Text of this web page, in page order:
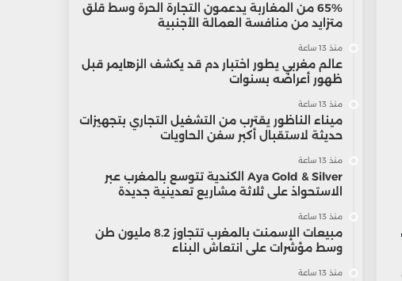
65% من المغاربة يدعمون التجارة الحرة وسط قلق
متزايد من منافسة العمالة الأجنبية
منذ 13 ساعة
عالم مغربي يطور اختبار دم قد يكشف الزهايمر قبل
ظهور أعراضه بسنوات
منذ 13 ساعة
ميناء الناظور يقترب من التشغيل التجاري بتجهيزات
حديثة لاستقبال أكبر سفن الحاويات
منذ 13 ساعة
Aya Gold & Silver الكندية تتوسع بالمغرب عبر
الاستحواذ على ثلاثة مشاريع تعدينية جديدة
منذ 13 ساعة
مبيعات الإسمنت بالمغرب تتجاوز 8.2 مليون طن
وسط مؤشرات على انتعاش البناء
منذ 13 ساعة